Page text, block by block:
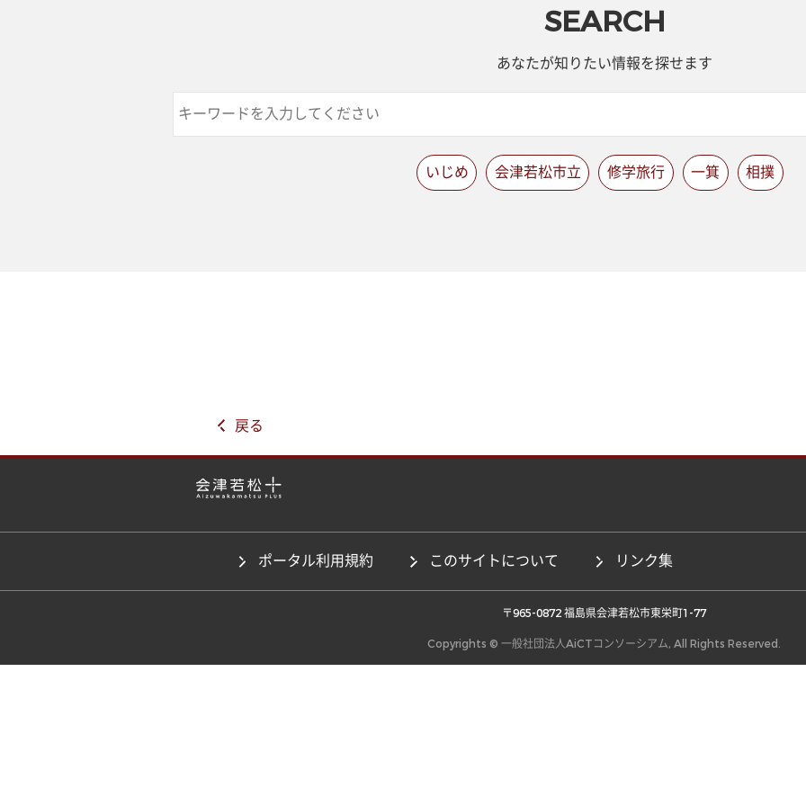
SEARCH
あなたが知りたい情報を探せます
いじめ 会津若松市立 修学旅行 一箕 相撲
戻る
ポータル利用規約 このサイトについて リンク集
〒965-0872 福島県会津若松市東栄町1-77
Copyrights © 一般社団法人AiCTコンソーシアム, All Rights Reserved.